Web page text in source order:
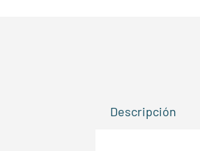
Descripción